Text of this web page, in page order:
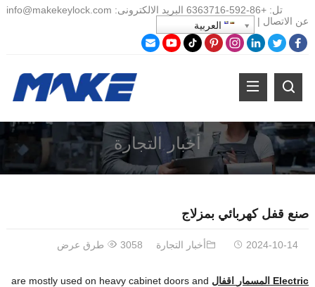
تل:+86- 592-6363716 البريد الالكترونى:
info@makekeylock.com
عن الاتصال | العربية
أخبار التجارة
صنع قفل كهربائي بمزلاج
2024-10-14 أخبار التجارة 3058 طرق عرض
Electric المسمار اقفال are mostly used on heavy cabinet doors and